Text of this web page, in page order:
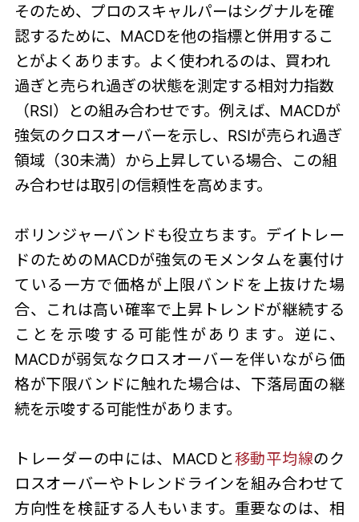
そのため、プロのスキャルパーはシグナルを確
認するために、MACDを他の指標と併用するこ
とがよくあります。よく使われるのは、買われ
過ぎと売られ過ぎの状態を測定する相対力指数
（RSI）との組み合わせです。例えば、MACDが
強気のクロスオーバーを示し、RSIが売られ過ぎ
領域（30未満）から上昇している場合、この組
み合わせは取引の信頼性を高めます。
ボリンジャーバンドも役立ちます。 デイトレー
ドのためのMACDが強気のモメンタムを裏付け
ている一方で価格が上限バンドを上抜けた場
合、これは高い確率で上昇トレンドが継続する
ことを示唆する可能性があります。逆に、
MACDが弱気なクロスオーバーを伴いながら価
格が下限バンドに触れた場合は、下落局面の継
続を示唆する可能性があります。
トレーダーの中には、MACDと移動平均線のク
ロスオーバーやトレンドラインを組み合わせて
方向性を検証する人もいます。重要なのは、相